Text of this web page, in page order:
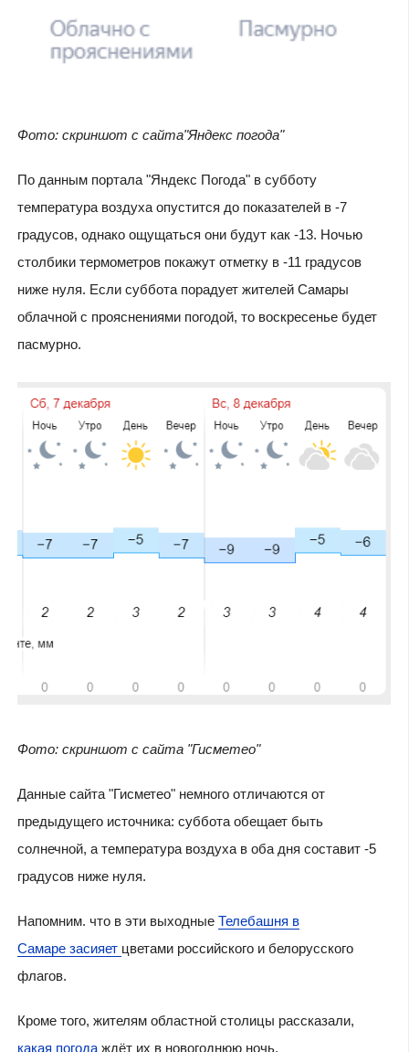
Фото: скриншот с сайта"Яндекс погода"
По данным портала "Яндекс Погода" в субботу
температура воздуха опустится до показателей в -7
градусов, однако ощущаться они будут как -13. Ночью
столбики термометров покажут отметку в -11 градусов
ниже нуля. Если суббота порадует жителей Самары
облачной с прояснениями погодой, то воскресенье будет
пасмурно.
Фото: скриншот с сайта "Гисметео"
Данные сайта "Гисметео" немного отличаются от
предыдущего источника: суббота обещает быть
солнечной, а температура воздуха в оба дня составит -5
градусов ниже нуля.
Напомним. что в эти выходные Телебашня в
Самаре засияет цветами российского и белорусского
флагов.
Кроме того, жителям областной столицы рассказали,
какая погода ждёт их в новогоднюю ночь.